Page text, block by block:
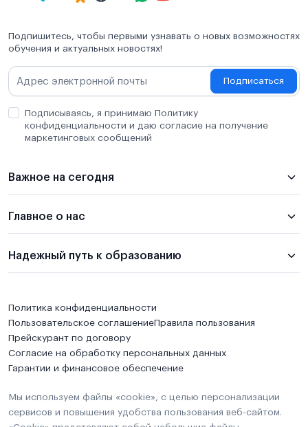
Подпишитесь, чтобы первыми узнавать о новых возможностях
обучения и актуальных новостях!
Подписаться
Подписываясь, я принимаю Политику
конфиденциальности и даю согласие на получение
маркетинговых сообщений
Важное на сегодня
Главное о нас
Надежный путь к образованию
Политика конфиденциальности
Пользовательское соглашениеПравила пользования
Прейскурант по договору
Согласие на обработку персональных данных
Гарантии и финансовое обеспечение
Мы используем файлы «cookie», с целью персонализации
сервисов и повышения удобства пользования веб-сайтом.